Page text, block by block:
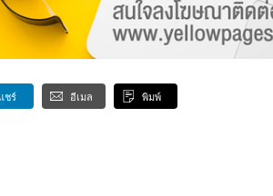
แชร์ อีเมล พิมพ์